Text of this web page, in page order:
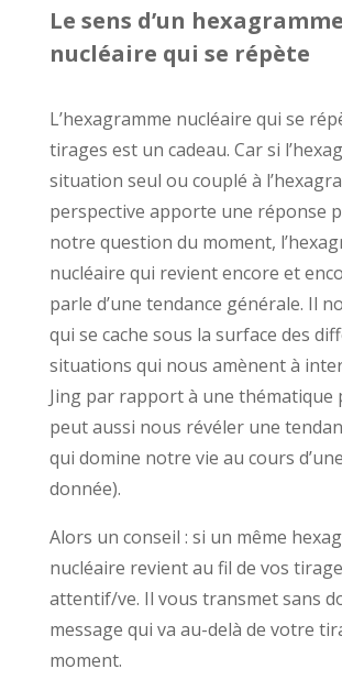
Le sens d’un hexagramme
nucléaire qui se répète
L’hexagramme nucléaire qui se
tirages est un cadeau. Car si
situation seul ou couplé à
perspective apporte une réponse
notre question du moment,
nucléaire qui revient encore et
parle d’une tendance générale. Il
qui se cache sous la surface des
situations qui nous amènent à
Jing par rapport à une thématique
peut aussi nous révéler une
qui domine notre vie au cours
donnée).
Alors un conseil : si un même
nucléaire revient au fil de vos
attentif/ve. Il vous transmet sans
message qui va au-delà de votre
moment.